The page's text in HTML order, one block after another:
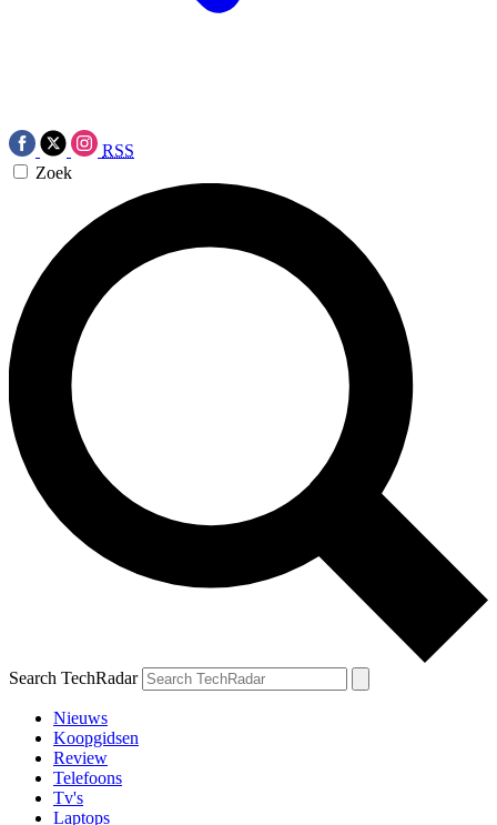
RSS
Zoek
Search TechRadar
Nieuws
Koopgidsen
Review
Telefoons
Tv's
Laptops